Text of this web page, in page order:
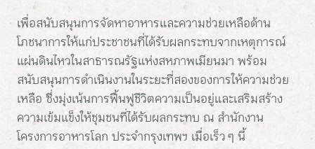
เพื่อสนับสนุนการจัดหาอาหารและความช่วยเหลือด้าน
โภชนาการให้แก่ประชาชนที่ได้รับผลกระทบจากเหตุการณ์
แผ่นดินไหวในสาธารณรัฐแห่งสหภาพเมียนมา พร้อม
สนับสนุนการดำเนินงานในระยะที่สองของการให้ความช่วย
เหลือ ซึ่งมุ่งเน้นการฟื้นฟูชีวิตความเป็นอยู่และเสริมสร้าง
ความเข้มแข็งให้ชุมชนที่ได้รับผลกระทบ ณ สำนักงาน
โครงการอาหารโลก ประจำกรุงเทพฯ เมื่อเร็ว ๆ นี้